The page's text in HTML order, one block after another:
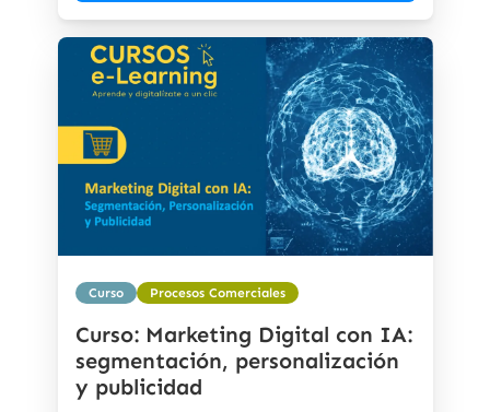
Curso Procesos Comerciales
Curso: Marketing Digital con IA:
segmentación, personalización
y publicidad